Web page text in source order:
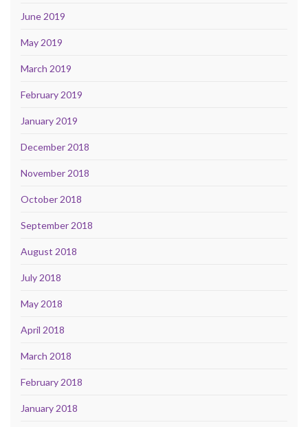
June 2019
May 2019
March 2019
February 2019
January 2019
December 2018
November 2018
October 2018
September 2018
August 2018
July 2018
May 2018
April 2018
March 2018
February 2018
January 2018